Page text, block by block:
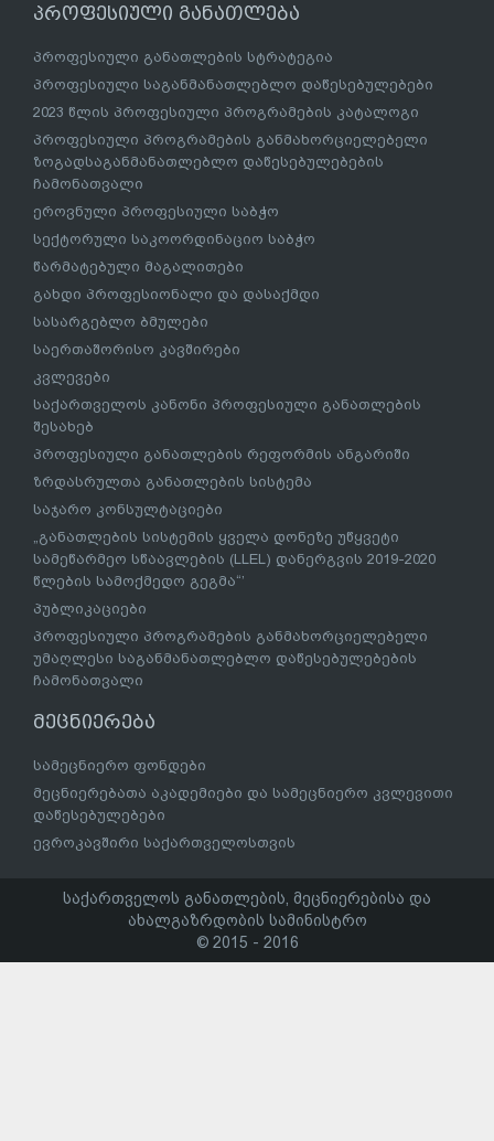
პროფესიული განათლება
პროფესიული განათლების სტრატეგია
პროფესიული საგანმანათლებლო დაწესებულებები
2023 წლის პროფესიული პროგრამების კატალოგი
პროფესიული პროგრამების განმახორციელებელი
ზოგადსაგანმანათლებლო დაწესებულებების
ჩამონათვალი
ეროვნული პროფესიული საბჭო
სექტორული საკოორდინაციო საბჭო
წარმატებული მაგალითები
გახდი პროფესიონალი და დასაქმდი
სასარგებლო ბმულები
საერთაშორისო კავშირები
კვლევები
საქართველოს კანონი პროფესიული განათლების
შესახებ
პროფესიული განათლების რეფორმის ანგარიში
ზრდასრულთა განათლების სისტემა
საჯარო კონსულტაციები
„განათლების სისტემის ყველა დონეზე უწყვეტი
სამეწარმეო სწაავლების (LLEL) დანერგვის 2019-2020
წლების სამოქმედო გეგმა“’
პუბლიკაციები
პროფესიული პროგრამების განმახორციელებელი
უმაღლესი საგანმანათლებლო დაწესებულებების
ჩამონათვალი
მეცნიერება
სამეცნიერო ფონდები
მეცნიერებათა აკადემიები და სამეცნიერო კვლევითი
დაწესებულებები
ევროკავშირი საქართველოსთვის
საქართველოს განათლების, მეცნიერებისა და
ახალგაზრდობის სამინისტრო
© 2015 - 2016